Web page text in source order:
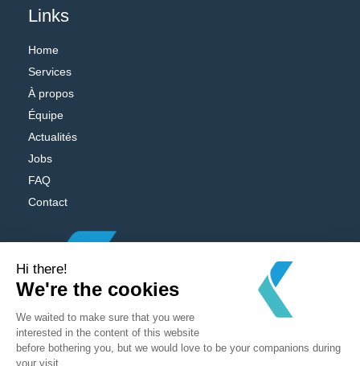
Links
Home
Services
À propos
Équipe
Actualités
Jobs
FAQ
Contact